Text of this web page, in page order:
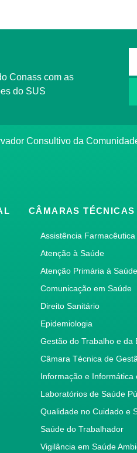
do SUS
Consultivo da
CÂMARAS TÉCNICAS
Assistência Farmacêutica
Atenção à Saúde
Atenção Primária à Saúde
Comunicação em Saúde
Direito Sanitário
Epidemiologia
Gestão do Trabalho e da
Câmara Técnica de
Informação e Informática
Laboratórios de Saúde
Qualidade no Cuidado e
Saúde do Trabalhador
Vigilância em Saúde